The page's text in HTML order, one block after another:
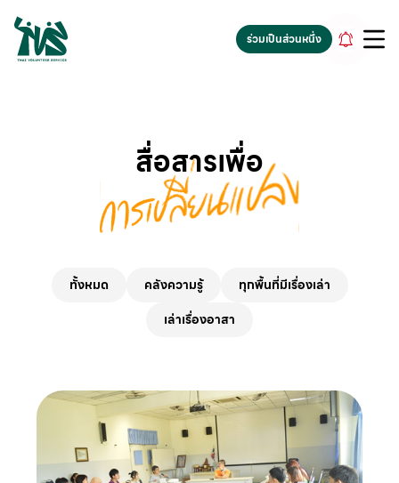
gv-5iuoxpem74qfjw.dv.googlehosted.com
ร่วมเป็นส่วนหนึ่ง
สื่อสารเพื่อ
ทั้งหมด คลังความรู้
ทุกพื้นที่มีเรื่องเล่า
เล่าเรื่องอาสา